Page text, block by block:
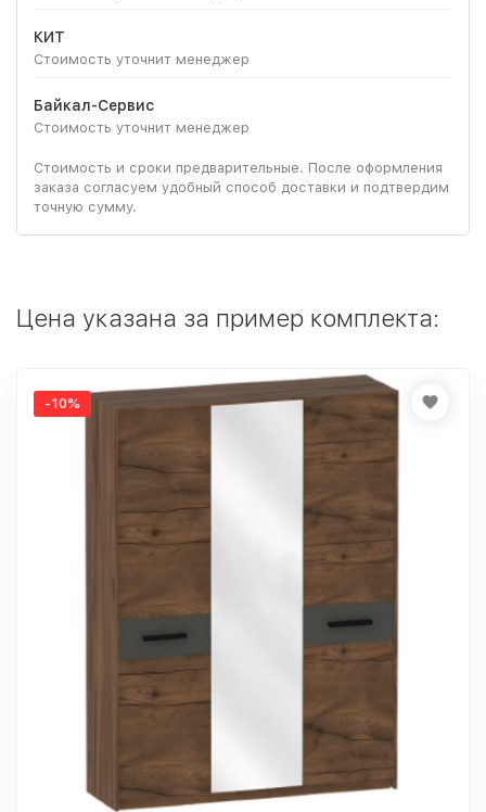
КИТ
Стоимость уточнит менеджер
Байкал-Сервис
Стоимость уточнит менеджер
Стоимость и сроки предварительные. После оформления
заказа согласуем удобный способ доставки и подтвердим
точную сумму.
Цена указана за пример комплекта:
-10%